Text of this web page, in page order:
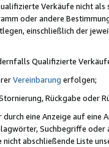
Verkäufe nicht
oder andere
einschließlich der
Qualifizierte
Vereinbarung erfolgen;
Rückgabe oder
eine Anzeige auf
Suchbegriffe
abschließende Liste